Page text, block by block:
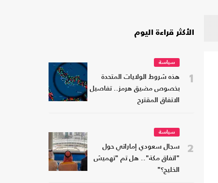
الأكثر قراءة اليوم
1
سياسة
هذه شروط الولايات المتحدة
بخصوص مضيق هرمز.. تفاصيل
الاتفاق المقترح
2
سياسة
سجال سعودي إماراتي حول
"اتفاق مكة".. هل تم "تهميش
الخليج؟"